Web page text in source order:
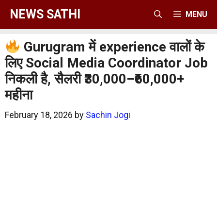
Skip
content
NEWS SATHI MENU
Gurugram में experience वालों के
लिए Social Media Coordinator Job
निकली है, सैलरी ₹30,000–₹60,000+
महीना
February 18, 2026 by Sachin Jogi